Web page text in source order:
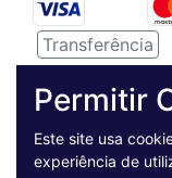
Transferência
Pagamento
Permitir
Este site usa
experiência de